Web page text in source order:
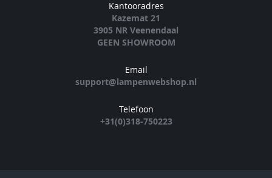
Kantooradres
Kazemat 21
3905 NR Veenendaal
GEEN SHOWROOM
Email
support@lampenwebshop.nl
Telefoon
+31(0)318-750223